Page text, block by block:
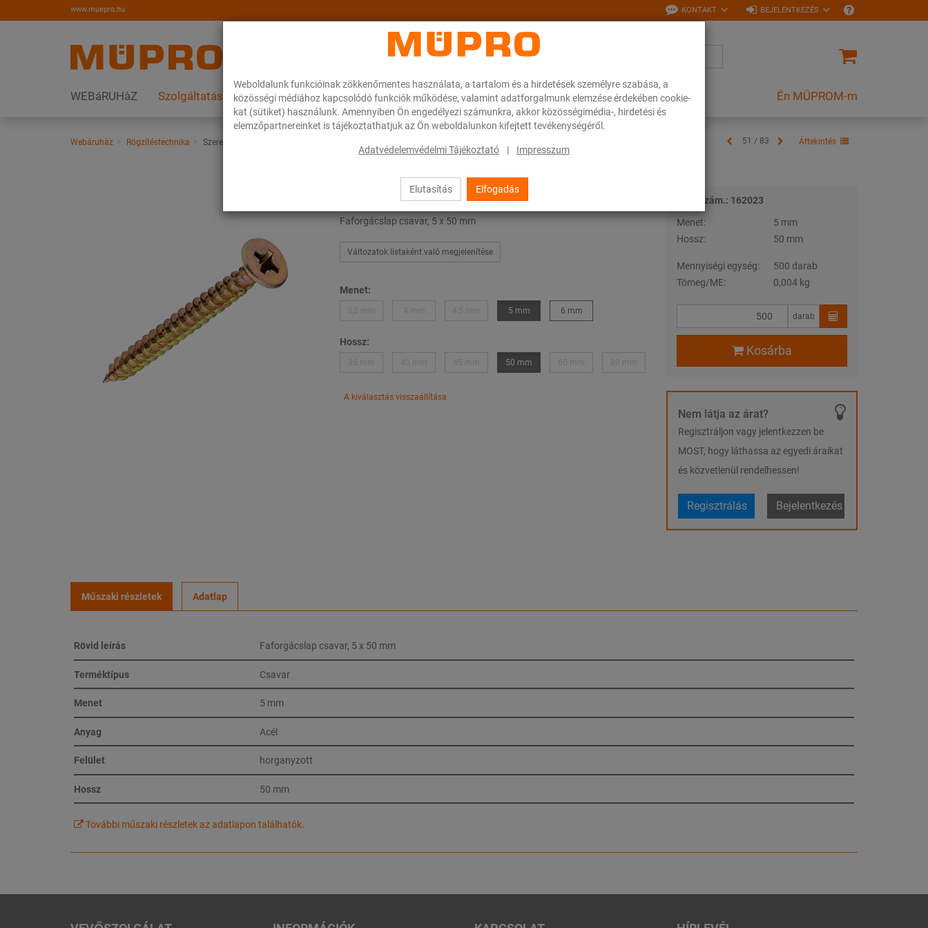
Weboldalunk funkcióinak zökkenőmentes használata, a tartalom és a hirdetések személyre szabása, a
közösségi médiához kapcsolódó funkciók működése, valamint adatforgalmunk elemzése érdekében cookie-
kat (sütiket) használunk. Amennyiben Ön engedélyezi számunkra, akkor közösségimédia-, hirdetési és
elemzőpartnereinket is tájékoztathatjuk az Ön weboldalunkon kifejtett tevékenységéről.
Adatvédelemvédelmi Tájékoztató | Impresszum
Elutasítás Elfogadás
www.muepro.hu KONTAKT BEJELENTKEZÉS
WEBáRUHàZ Szolgáltatások Megoldások A MÜPRO-ról Karrier Downloads Én MÜPROM-m
Webáruhàz Rögzítéstechnika Szerelési anyagok 51 / 83 Áttekintés
Faforgácslap csavarok
Faforgácslap csavar, 5 x 50 mm
Változatok listaként való megjelenítése
Menet:
5 mm 6 mm
Hossz:
50 mm
A kiválasztás visszaállítása
Tételszám.: 162023
Menet:
5 mm
Hossz:
50 mm
Mennyiségi egység:
500 darab
Tömeg/ME:
0,004 kg
darab
Kosárba
Nem látja az árat?
Regisztráljon vagy jelentkezzen be
MOST, hogy láthassa az egyedi áraikat
és közvetlenül rendelhessen!
Regisztrálás Bejelentkezés
Műszaki részletek Adatlap
Rövid leírás Faforgácslap csavar, 5 x 50 mm
Terméktípus Csavar
Menet 5 mm
Anyag Acél
Felület horganyzott
Hossz 50 mm
További műszaki részletek az adatlapon találhatók.